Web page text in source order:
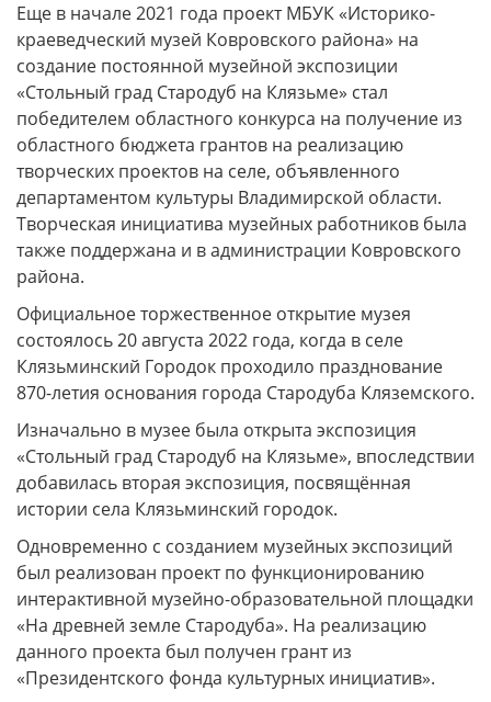
Еще в начале 2021 года проект МБУК «Историко-
краеведческий музей Ковровского района» на
создание постоянной музейной экспозиции
«Стольный град Стародуб на Клязьме» стал
победителем областного конкурса на получение из
областного бюджета грантов на реализацию
творческих проектов на селе, объявленного
департаментом культуры Владимирской области.
Творческая инициатива музейных работников была
также поддержана и в администрации Ковровского
района.
Официальное торжественное открытие музея
состоялось 20 августа 2022 года, когда в селе
Клязьминский Городок проходило празднование
870-летия основания города Стародуба Кляземского.
Изначально в музее была открыта экспозиция
«Стольный град Стародуб на Клязьме», впоследствии
добавилась вторая экспозиция, посвящённая
истории села Клязьминский городок.
Одновременно с созданием музейных экспозиций
был реализован проект по функционированию
интерактивной музейно-образовательной площадки
«На древней земле Стародуба». На реализацию
данного проекта был получен грант из
«Президентского фонда культурных инициатив».